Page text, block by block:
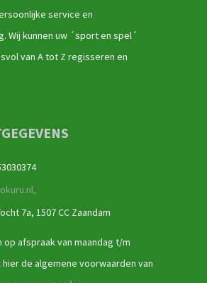
service en
Wij kunnen uw ´sport en spel´
van A tot Z regisseren en
7a, 1507 CC Zaandam
op afspraak van maandag t/m
de algemene voorwaarden van